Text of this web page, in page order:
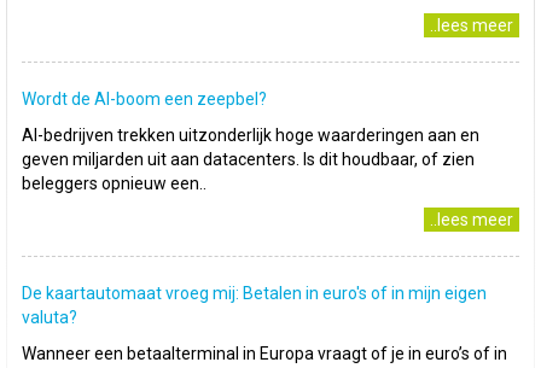
..lees meer
Wordt de AI-boom een zeepbel?
AI-bedrijven trekken uitzonderlijk hoge waarderingen aan en
geven miljarden uit aan datacenters. Is dit houdbaar, of zien
beleggers opnieuw een..
..lees meer
De kaartautomaat vroeg mij: Betalen in euro's of in mijn eigen
valuta?
Wanneer een betaalterminal in Europa vraagt of je in euro’s of in